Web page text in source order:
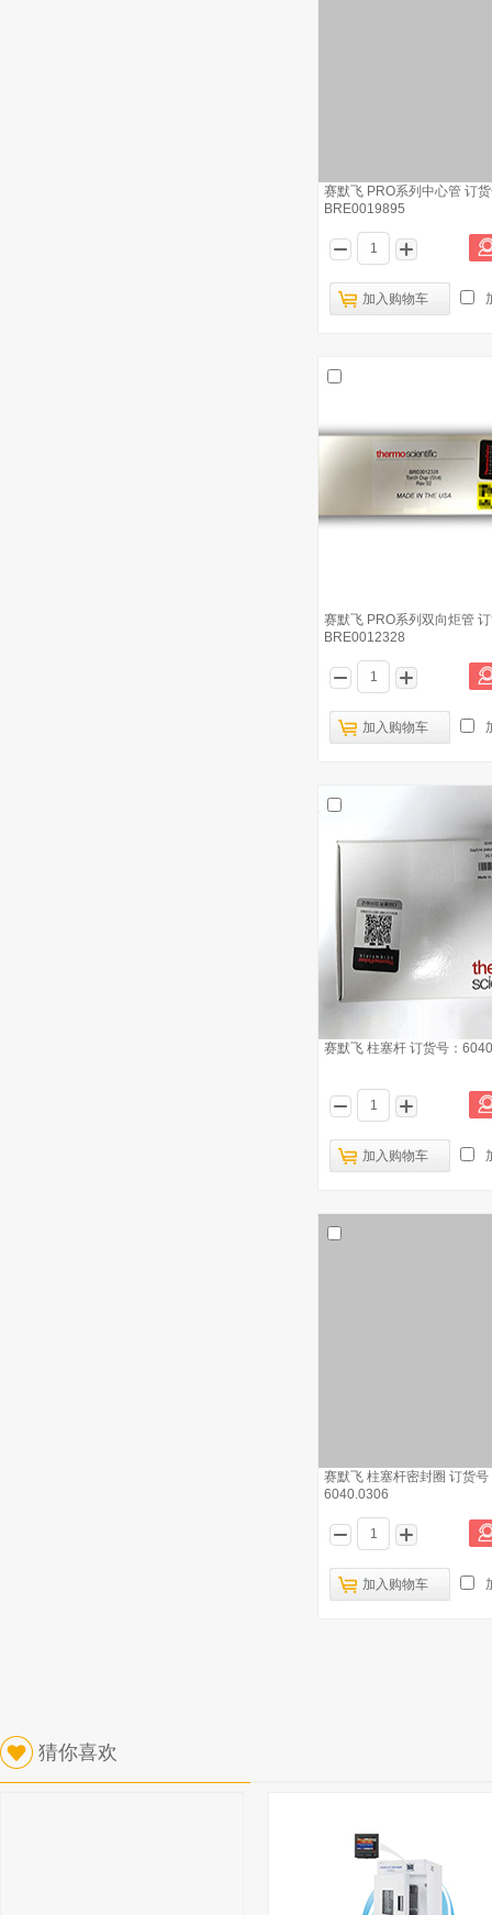
赛默飞 PRO系列中心管 订
BRE0019895
加入购物车
赛默飞 PRO系列双向炬管
BRE0012328
加入购物车
赛默飞 柱塞杆 订货号：
加入购物车
赛默飞 柱塞杆密封圈 订货号
6040.0306
加入购物车
猜你喜欢